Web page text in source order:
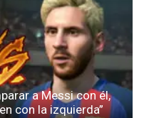
a Messi con él,
con la izquierda”